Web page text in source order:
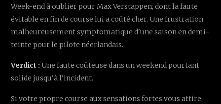
Week-end à oublier pour Max Verstappen, dont la faute
évitable en fin de course lui a coûté cher. Une frustration
malheureusement symptomatique d'une saison en demi-
teinte pour le pilote néerlandais.
Verdict : Une faute coûteuse dans un weekend pourtant
solide jusqu'à l'incident.
Si votre propre course aux sensations fortes vous attire